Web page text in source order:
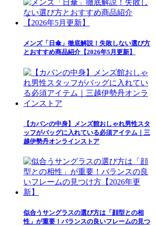
メンズ「日傘」徹底解説！失敗しない選び方
とおすすめ商品紹介【2026年5月更新】
【カバンの中身】メンズ館おしゃれ男性スタ
ッフがバッグに入れている必須アイテム｜三
越伊勢丹オンラインストア
似合うサングラスの選び方は「顔型との相
性」が重要！バランスの良いフレームの見つ